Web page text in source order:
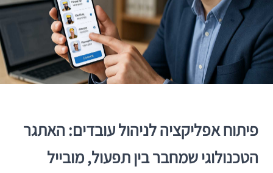
פיתוח אפליקציה לניהול עובדים: האתגר
הטכנולוגי שמחבר בין תפעול, מובייל